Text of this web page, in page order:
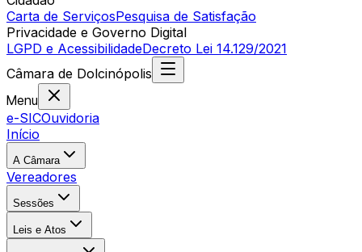
Carta de ServiçosPesquisa de Satisfação
Privacidade e Governo Digital
LGPD e AcessibilidadeDecreto Lei 14.129/2021
Câmara de Dolcinópolis
Menu
e-SICOuvidoria
Início
A Câmara
Vereadores
Sessões
Leis e Atos